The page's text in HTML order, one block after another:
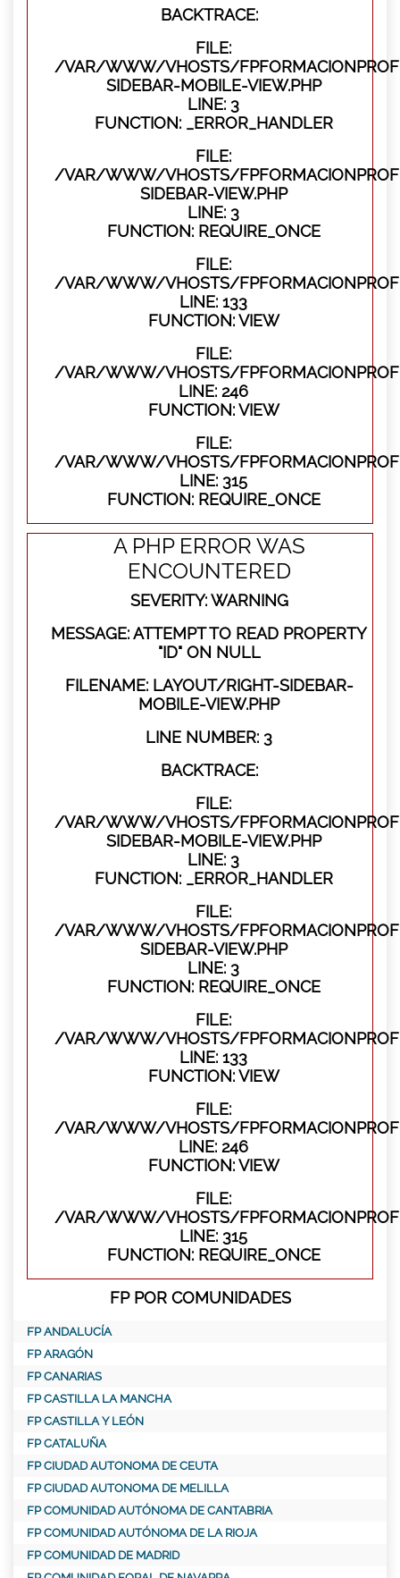
BACKTRACE:
FILE:
/VAR/WWW/VHOSTS/
SIDEBAR-MOBILE-VIEW.PHP
LINE: 3
FUNCTION: _ERROR_HANDLER
FILE:
/VAR/WWW/VHOSTS/
SIDEBAR-VIEW.PHP
LINE: 3
FUNCTION: REQUIRE_ONCE
FILE:
/VAR/WWW/VHOSTS/
LINE: 133
FUNCTION: VIEW
FILE:
/VAR/WWW/VHOSTS/
LINE: 246
FUNCTION: VIEW
FILE:
/VAR/WWW/VHOSTS/
LINE: 315
FUNCTION: REQUIRE_ONCE
A PHP ERROR WAS
ENCOUNTERED
SEVERITY: WARNING
MESSAGE: ATTEMPT TO READ PROPERTY
"ID" ON NULL
FILENAME: LAYOUT/RIGHT-SIDEBAR-
MOBILE-VIEW.PHP
LINE NUMBER: 3
BACKTRACE:
FILE:
/VAR/WWW/VHOSTS/
SIDEBAR-MOBILE-VIEW.PHP
LINE: 3
FUNCTION: _ERROR_HANDLER
FILE:
/VAR/WWW/VHOSTS/
SIDEBAR-VIEW.PHP
LINE: 3
FUNCTION: REQUIRE_ONCE
FILE:
/VAR/WWW/VHOSTS/
LINE: 133
FUNCTION: VIEW
FILE:
/VAR/WWW/VHOSTS/
LINE: 246
FUNCTION: VIEW
FILE:
/VAR/WWW/VHOSTS/
LINE: 315
FUNCTION: REQUIRE_ONCE
FP POR COMUNIDADES
FP ANDALUCÍA
FP ARAGÓN
FP CANARIAS
FP CASTILLA LA MANCHA
FP CASTILLA Y LEÓN
FP CATALUÑA
FP CIUDAD AUTONOMA DE CEUTA
FP CIUDAD AUTONOMA DE MELILLA
FP COMUNIDAD AUTÓNOMA DE CANTABRIA
FP COMUNIDAD AUTÓNOMA DE LA RIOJA
FP COMUNIDAD DE MADRID